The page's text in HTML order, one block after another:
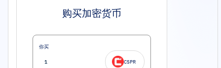
购买加密货币
你买
CSPR